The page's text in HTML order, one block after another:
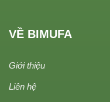
VỀ BIMUFA
Giới thiệu
Liên hệ